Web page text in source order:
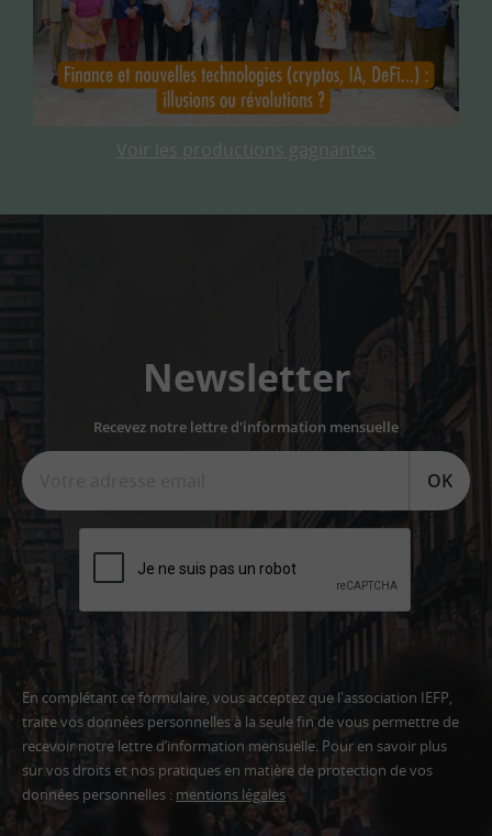
Voir les productions gagnantes
Newsletter
Recevez notre lettre d'information mensuelle
OK
En complétant ce formulaire, vous acceptez que l'association IEFP,
traite vos données personnelles à la seule fin de vous permettre de
recevoir notre lettre d’information mensuelle. Pour en savoir plus
sur vos droits et nos pratiques en matière de protection de vos
données personnelles : mentions légales
Adresse